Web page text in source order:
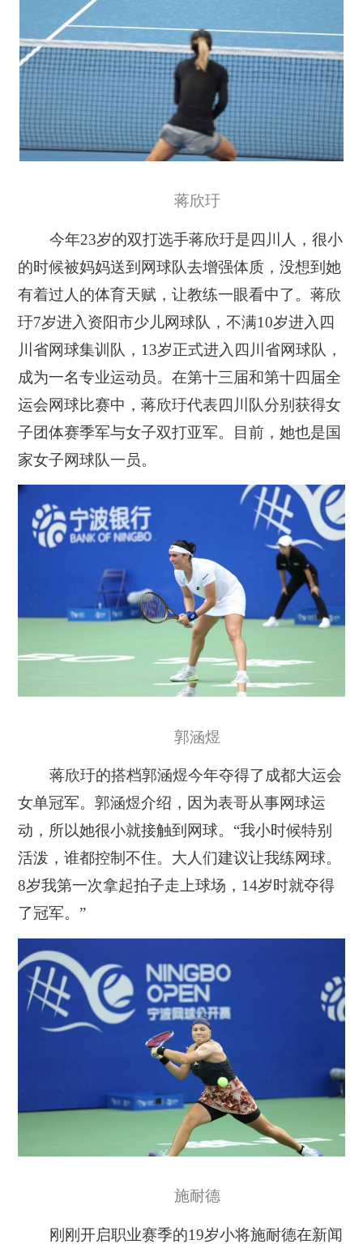
蒋欣玗
今年23岁的双打选手蒋欣玗是四川人，很小
的时候被妈妈送到网球队去增强体质，没想到她
有着过人的体育天赋，让教练一眼看中了。蒋欣
玗7岁进入资阳市少儿网球队，不满10岁进入四
川省网球集训队，13岁正式进入四川省网球队，
成为一名专业运动员。在第十三届和第十四届全
运会网球比赛中，蒋欣玗代表四川队分别获得女
子团体赛季军与女子双打亚军。目前，她也是国
家女子网球队一员。
郭涵煜
蒋欣玗的搭档郭涵煜今年夺得了成都大运会
女单冠军。郭涵煜介绍，因为表哥从事网球运
动，所以她很小就接触到网球。“我小时候特别
活泼，谁都控制不住。大人们建议让我练网球。
8岁我第一次拿起拍子走上球场，14岁时就夺得
了冠军。”
施耐德
刚刚开启职业赛季的19岁小将施耐德在新闻